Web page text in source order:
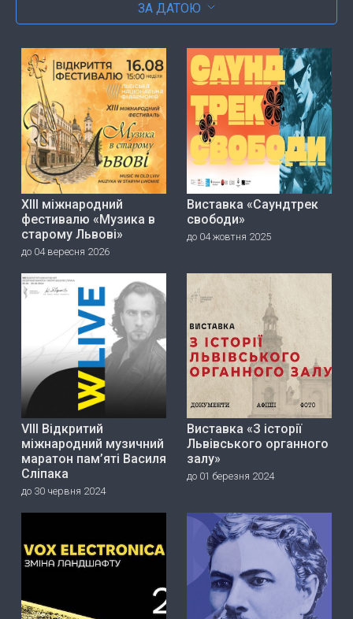
ЗА ДАТОЮ
ХІІІ міжнародний
фестивалю «Музика в
старому Львові»
до 04 вересня 2026
Виставка «Саундтрек
свободи»
до 04 жовтня 2025
VIII Відкритий
міжнародний музичний
маратон пам’яті Василя
Сліпака
до 30 червня 2024
Виставка «З історії
Львівського органного
залу»
до 01 березня 2024